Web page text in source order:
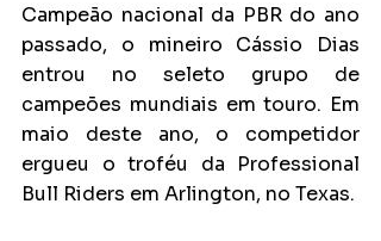
Campeão nacional da PBR do ano
passado, o mineiro Cássio Dias
entrou no seleto grupo de
campeões mundiais em touro. Em
maio deste ano, o competidor
ergueu o troféu da Professional
Bull Riders em Arlington, no Texas.